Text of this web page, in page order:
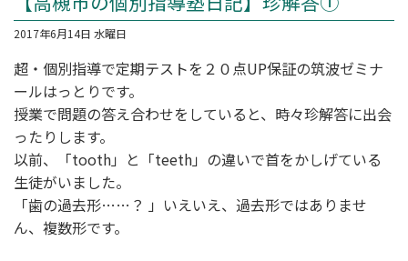
2017年6月14日 水曜日
超・個別指導で定期テストを２０点UP保証の筑波ゼミナ
ールはっとりです。
授業で問題の答え合わせをしていると、時々珍解答に出会
ったりします。
以前、「tooth」と「teeth」の違いで首をかしげている
生徒がいました。
「歯の過去形……？ 」いえいえ、過去形ではありませ
ん、複数形です。